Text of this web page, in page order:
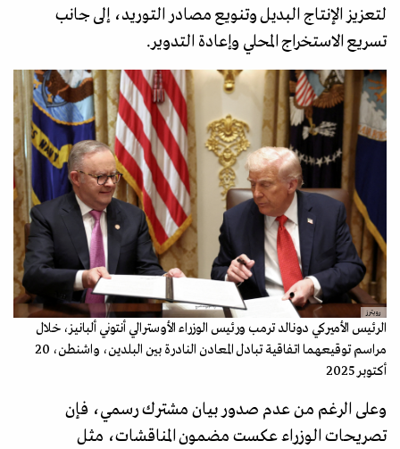
لتعزيز الإنتاج البديل وتنويع مصادر التوريد، إلى جانب
تسريع الاستخراج المحلي وإعادة التدوير.
رويترز
الرئيس الأميركي دونالد ترمب ورئيس الوزراء الأوسترالي أنتوني ألبانيز، خلال
مراسم توقيعهما اتفاقية تبادل المعادن النادرة بين البلدين، واشنطن، 20
أكتوبر 2025
وعلى الرغم من عدم صدور بيان مشترك رسمي، فإن
تصريحات الوزراء عكست مضمون المناقشات، مثل